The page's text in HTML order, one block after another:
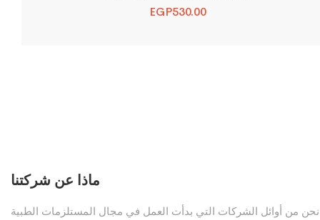
EGP530.00
ماذا عن شركتنا
نحن من أوائل الشركات التي بدأت العمل في مجال المستلزمات الطبية